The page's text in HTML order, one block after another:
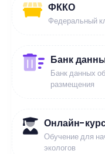
ФККО
Федеральный
Банк
Банк данных
размещения
Онлайн-
Обучение для
экологов